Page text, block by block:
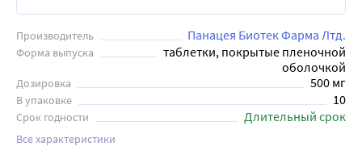
Производитель Панацея Биотек Фарма Лтд.
Форма выпуска
таблетки, покрытые пленочной
оболочкой
Дозировка 500 мг
В упаковке 10
Срок годности Длительный срок
Все характеристики